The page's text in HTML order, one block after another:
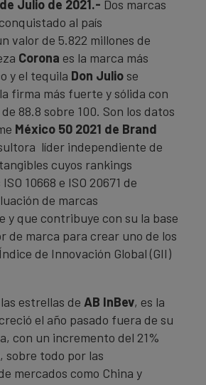
Julio de 2021.- Dos marcas
al país
valor de 5.822 millones de
Corona es la marca más
y el tequila Don Julio se
firma más fuerte y sólida con
88.8 sobre 100. Son los datos
México 50 2021 de Brand
líder independiente de
cuyos rankings
10668 e ISO 20671 de
de marcas
y que contribuye con su la base
de marca para crear uno de los
de Innovación Global (GII)
estrellas de AB InBev, es la
el año pasado fuera de su
con un incremento del 21%
sobre todo por las
mercados como China y